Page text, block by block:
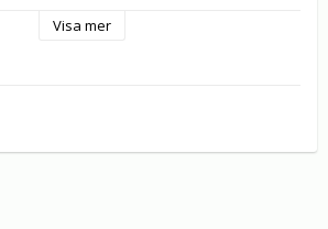
upptäcker Kovic när han
Visa mer